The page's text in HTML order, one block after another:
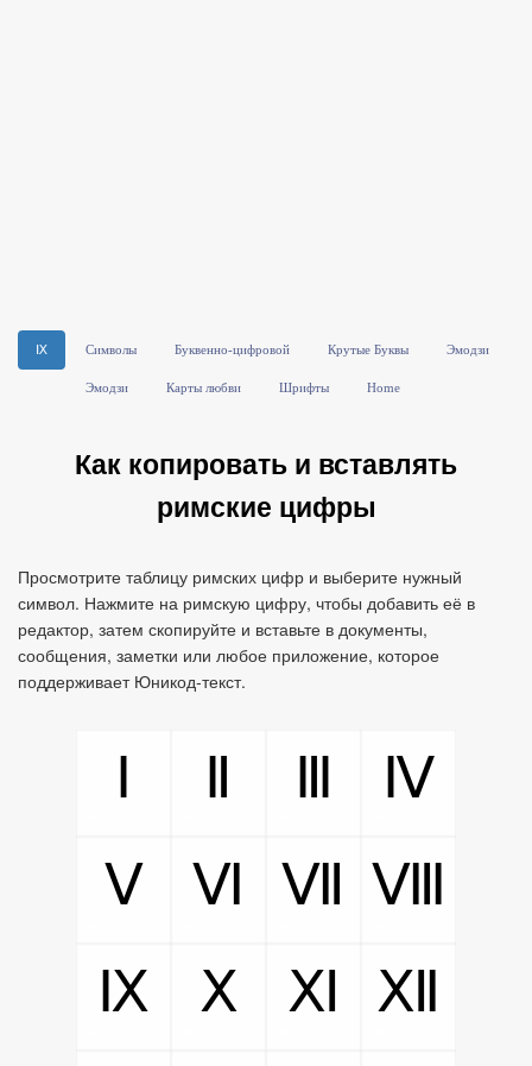
Ⅸ Символы Буквенно-цифровой Крутые Буквы Эмодзи
Эмодзи Карты любви Шрифты Home
Как копировать и вставлять
римские цифры
Просмотрите таблицу римских цифр и выберите нужный
символ. Нажмите на римскую цифру, чтобы добавить её в
редактор, затем скопируйте и вставьте в документы,
сообщения, заметки или любое приложение, которое
поддерживает Юникод‑текст.
Ⅰ Ⅱ Ⅲ
Ⅳ
Ⅴ
Ⅵ Ⅶ Ⅷ
Ⅸ
Ⅹ Ⅺ
Ⅻ